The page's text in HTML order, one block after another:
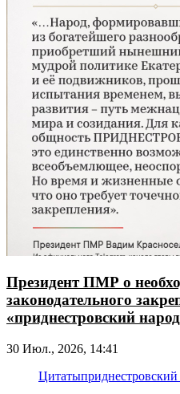
Президент ПМР о
законодательного
«приднестровский
30 Июл., 2026, 14:41
Цитаты